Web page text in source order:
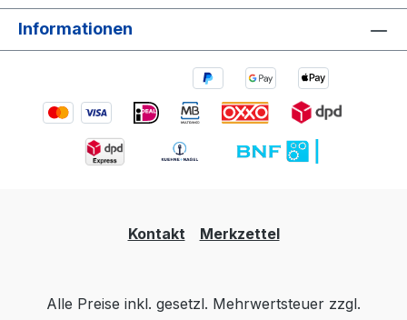
Informationen
Kontakt Merkzettel
Alle Preise inkl. gesetzl. Mehrwertsteuer zzgl.